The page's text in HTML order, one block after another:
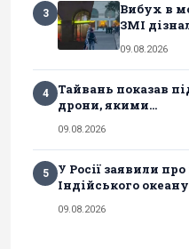
3
Вибух в
ЗМІ
09.08.2026
4
Тайвань показав
дрони, якими...
09.08.2026
5
У Росії заявили
Індійського океану
09.08.2026